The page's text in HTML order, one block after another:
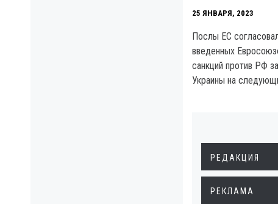
25 ЯНВАРЯ, 2023
Послы ЕС
введенных
санкций против РФ
Украины на
РЕДАКЦИЯ
РЕКЛАМА